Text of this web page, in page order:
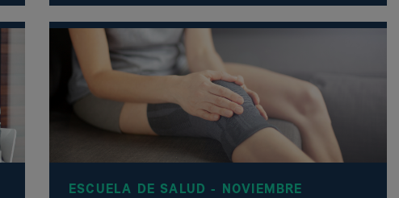
ESCUELA DE SALUD - NOVIEMBRE